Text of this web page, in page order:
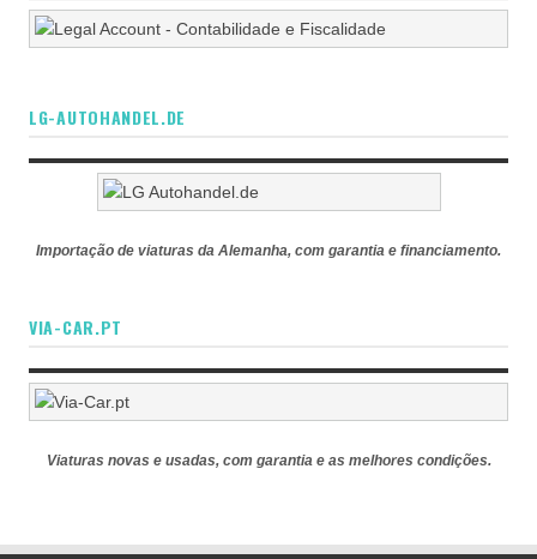
LG-AUTOHANDEL.DE
Importação de viaturas da Alemanha, com garantia e financiamento.
VIA-CAR.PT
Viaturas novas e usadas, com garantia e as melhores condições.